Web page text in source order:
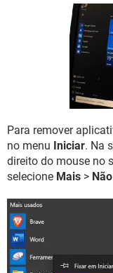
Para remover
no menu Iniciar. Na
direito do mouse no
selecione Mais >